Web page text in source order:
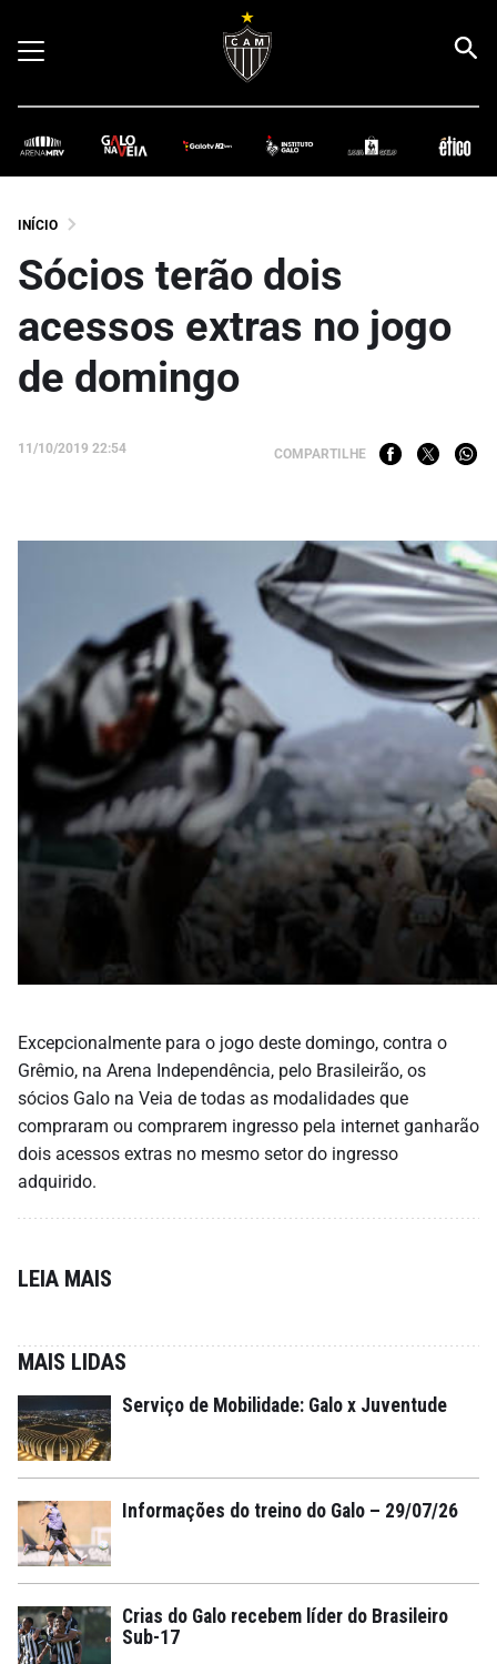
INÍCIO
Sócios terão dois
acessos extras no jogo
de domingo
11/10/2019 22:54 COMPARTILHE
Excepcionalmente para o jogo deste domingo, contra o
Grêmio, na Arena Independência, pelo Brasileirão, os
sócios Galo na Veia de todas as modalidades que
compraram ou comprarem ingresso pela internet ganharão
dois acessos extras no mesmo setor do ingresso
adquirido.
LEIA MAIS
MAIS LIDAS
Serviço de Mobilidade: Galo x Juventude
Informações do treino do Galo – 29/07/26
Crias do Galo recebem líder do Brasileiro
Sub-17